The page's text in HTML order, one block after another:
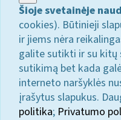
Šioje svetainėje
cookies). Būtinieji
ir jiems nėra
galite sutikti ir su kitų
sutikimą bet kada
interneto naršyklės
įrašytus slapukus.
politika; Privatumo